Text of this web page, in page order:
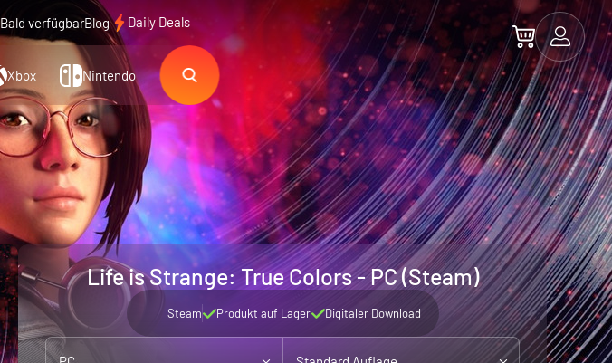
Bald verfügbarBlog Daily Deals
Xbox Nintendo
Life is Strange: True Colors - PC (Steam)
Steam Produkt auf Lager Digitaler Download